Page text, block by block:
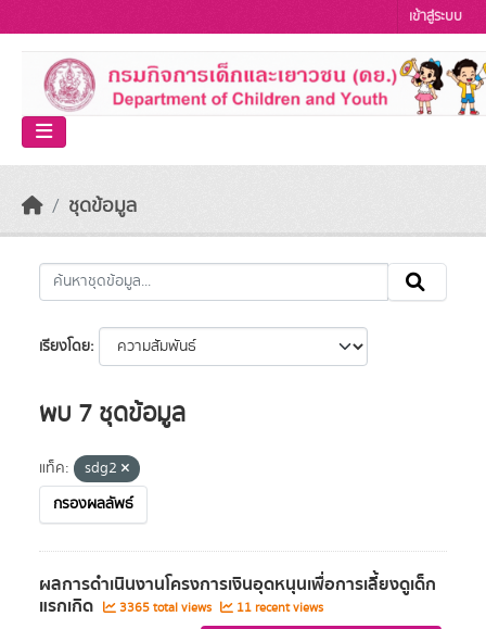
เข้าสู่ระบบ
ชุดข้อมูล
เรียงโดย
พบ 7 ชุดข้อมูล
แท็ค:
sdg2
กรองผลลัพธ์
ผลการดำเนินงานโครงการเงินอุดหนุนเพื่อการเลี้ยงดูเด็ก
แรกเกิด 3365 total views 11 recent views